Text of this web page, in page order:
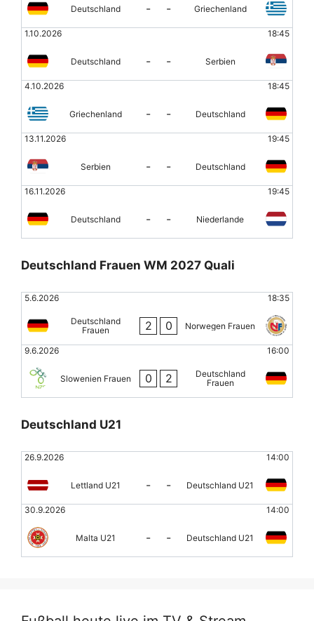
Deutschland - - Griechenland
1.10.2026 18:45
Deutschland - - Serbien
4.10.2026 18:45
Griechenland - - Deutschland
13.11.2026 19:45
Serbien - - Deutschland
16.11.2026 19:45
Deutschland - - Niederlande
Deutschland Frauen WM 2027 Quali
5.6.2026 18:35
Deutschland
Frauen
2 0 Norwegen Frauen
9.6.2026 16:00
Slowenien Frauen 0 2
Deutschland
Frauen
Deutschland U21
26.9.2026 14:00
Lettland U21 - - Deutschland U21
30.9.2026 14:00
Malta U21 - - Deutschland U21